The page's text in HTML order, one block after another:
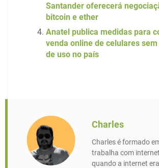
Santander oferecerá
bitcoin e ether
Anatel publica medidas para
venda online de celulares
de uso no país
Charles
Charles é formado
trabalha com
quando a internet